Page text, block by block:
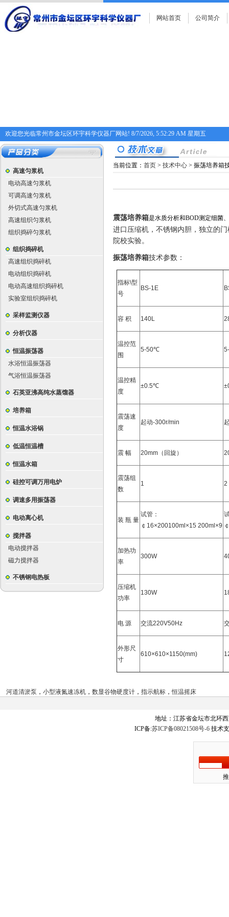
网站首页 公司简介
欢迎您光临常州市金坛区环宇科学仪器厂网站! 8/7/2026, 5:52:29 AM 星期五
高速匀浆机
电动高速匀浆机
可调高速匀浆机
外切式高速匀浆机
高速组织匀浆机
组织捣碎匀浆机
组织捣碎机
高速组织捣碎机
电动组织捣碎机
电动高速组织捣碎机
实验室组织捣碎机
采样监测仪器
分析仪器
恒温振荡器
水浴恒温振荡器
气浴恒温振荡器
石英亚沸高纯水蒸馏器
培养箱
恒温水浴锅
低温恒温槽
恒温水箱
硅控可调万用电炉
调速多用振荡器
电动离心机
搅拌器
电动搅拌器
磁力搅拌器
不锈钢电热板
当前位置： 首页 > 技术中心 > 振荡培养箱
震荡培养箱是水质分析和BOD测定细菌
进口压缩机，不锈钢内胆，独立的
院校实验。
振荡培养箱技术参数：
指标\型
号
BS-1E
容 积 140L
温控范
围
5-50℃
温控精
度
±0.5℃
震荡速
度
起动-300r/min
震 幅 20mm（回旋）
震荡组
数
1 2
装 瓶 量
试管：
￠16×200100ml×15 200ml×9
加热功
率
300W
压缩机
功率
130W
电 源 交流220V50Hz
外形尺
寸
610×610×1150(mm)
河道清淤泵 ， 小型液氮速冻机 ， 数显谷物硬度计 ， 指示航标 ，恒温摇床
地址：江苏省金坛市北环
ICP备:苏ICP备08021508号-6 技术